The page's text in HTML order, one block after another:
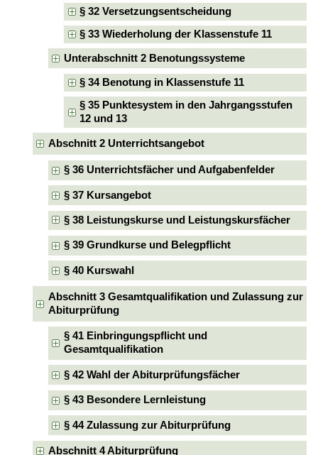
§ 32 Versetzungsentscheidung
§ 33 Wiederholung der Klassenstufe 11
Unterabschnitt 2 Benotungssysteme
§ 34 Benotung in Klassenstufe 11
§ 35 Punktesystem in den Jahrgangsstufen
12 und 13
Abschnitt 2 Unterrichtsangebot
§ 36 Unterrichtsfächer und Aufgabenfelder
§ 37 Kursangebot
§ 38 Leistungskurse und Leistungskursfächer
§ 39 Grundkurse und Belegpflicht
§ 40 Kurswahl
Abschnitt 3 Gesamtqualifikation und Zulassung zur
Abiturprüfung
§ 41 Einbringungspflicht und
Gesamtqualifikation
§ 42 Wahl der Abiturprüfungsfächer
§ 43 Besondere Lernleistung
§ 44 Zulassung zur Abiturprüfung
Abschnitt 4 Abiturprüfung